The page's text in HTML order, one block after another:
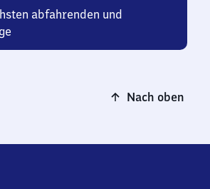
abfahrenden und
Nach oben